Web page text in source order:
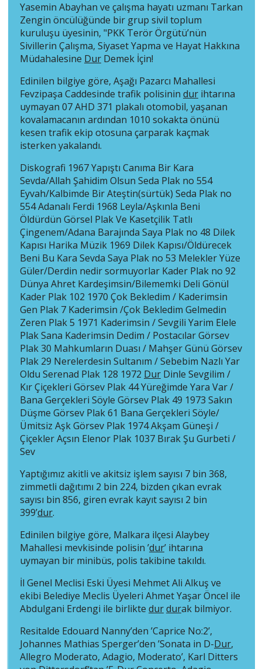
Yasemin Abayhan ve çalışma hayatı uzmanı Tarkan
Zengin öncülüğünde bir grup sivil toplum
kuruluşu üyesinin, "PKK Terör Örgütü’nün
Sivillerin Çalışma, Siyaset Yapma ve Hayat Hakkına
Müdahalesine Dur Demek İçin!
Edinilen bilgiye göre, Aşağı Pazarcı Mahallesi
Fevzipaşa Caddesinde trafik polisinin dur ihtarına
uymayan 07 AHD 371 plakalı otomobil, yaşanan
kovalamacanın ardından 1010 sokakta önünü
kesen trafik ekip otosuna çarparak kaçmak
isterken yakalandı.
Diskografi 1967 Yapıştı Canıma Bir Kara
Sevda/Allah Şahidim Olsun Seda Plak no 554
Eyvah/Kalbimde Bir Ateştin(sürtük) Seda Plak no
554 Adanalı Ferdi 1968 Leyla/Aşkınla Beni
Öldürdün Görsel Plak Ve Kasetçilik Tatlı
Çingenem/Adana Barajında Saya Plak no 48 Dilek
Kapısı Harika Müzik 1969 Dilek Kapısı/Öldürecek
Beni Bu Kara Sevda Saya Plak no 53 Melekler Yüze
Güler/Derdin nedir sormuyorlar Kader Plak no 92
Dünya Ahret Kardeşimsin/Bilememki Deli Gönül
Kader Plak 102 1970 Çok Bekledim / Kaderimsin
Gen Plak 7 Kaderimsin /Çok Bekledim Gelmedin
Zeren Plak 5 1971 Kaderimsin / Sevgili Yarim Elele
Plak Sana Kaderimsin Dedim / Postacılar Görsev
Plak 30 Mahkumların Duası / Mahşer Günü Görsev
Plak 29 Nerelerdesin Sultanım / Sebebim Nazlı Yar
Oldu Serenad Plak 128 1972 Dur Dinle Sevgilim /
Kır Çiçekleri Görsev Plak 44 Yüreğimde Yara Var /
Bana Gerçekleri Söyle Görsev Plak 49 1973 Sakın
Düşme Görsev Plak 61 Bana Gerçekleri Söyle/
Ümitsiz Aşk Görsev Plak 1974 Akşam Güneşi /
Çiçekler Açsın Elenor Plak 1037 Bırak Şu Gurbeti /
Sev
Yaptığımız akitli ve akitsiz işlem sayısı 7 bin 368,
zimmetli dağıtımı 2 bin 224, bizden çıkan evrak
sayısı bin 856, giren evrak kayıt sayısı 2 bin
399’dur.
Edinilen bilgiye göre, Malkara ilçesi Alaybey
Mahallesi mevkisinde polisin ’dur’ ihtarına
uymayan bir minibüs, polis takibine takıldı.
İl Genel Meclisi Eski Üyesi Mehmet Ali Alkuş ve
ekibi Belediye Meclis Üyeleri Ahmet Yaşar Öncel ile
Abdulgani Erdengi ile birlikte durdurak bilmiyor.
Resitalde Edouard Nanny’den ’Caprice No:2’,
Johannes Mathias Sperger’den ’Sonata in D-Dur,
Allegro Moderato, Adagio, Moderato’, Karl Ditters